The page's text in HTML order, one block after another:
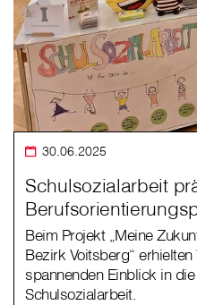
30.06.2025
Schulsozialarbeit
Beim Projekt „Meine
Bezirk Voitsberg“
spannenden Einblick in
Schulsozialarbeit.